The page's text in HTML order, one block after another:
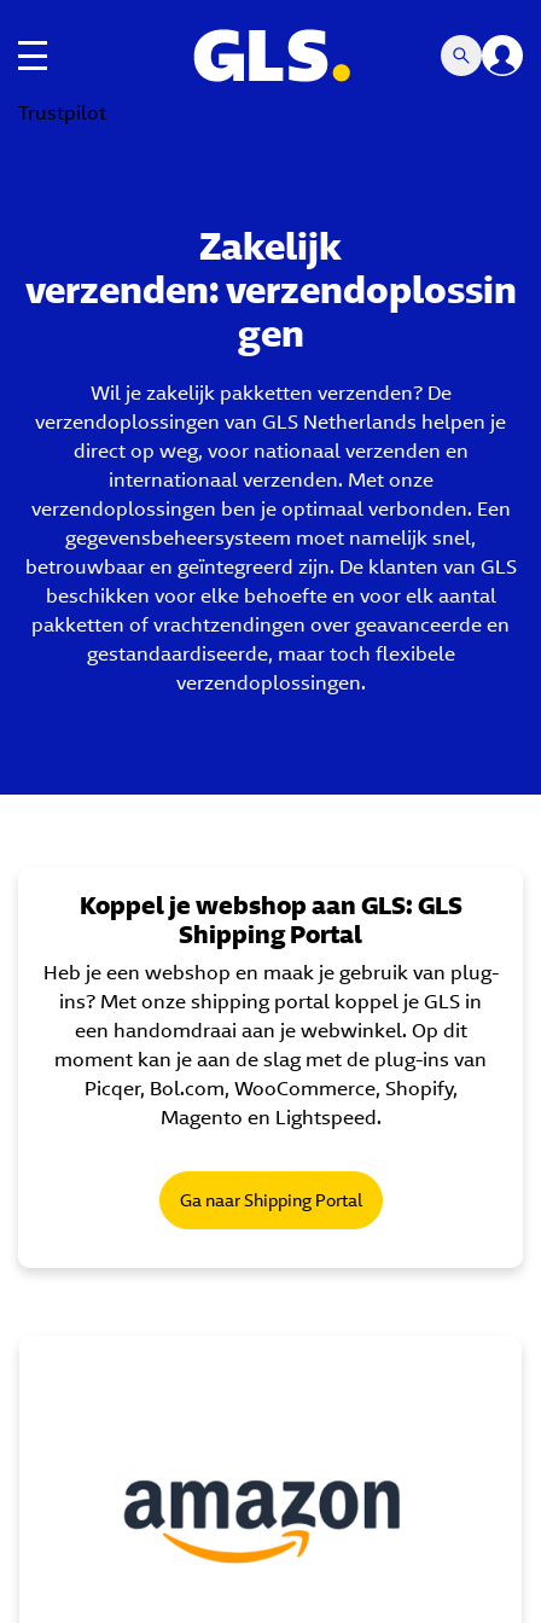
toggle navigatie
Trustpilot
Zakelijk
verzenden: verzendoplossin
gen
Wil je zakelijk pakketten verzenden? De
verzendoplossingen van GLS Netherlands helpen je
direct op weg, voor nationaal verzenden en
internationaal verzenden. Met onze
verzendoplossingen ben je optimaal verbonden. Een
gegevensbeheersysteem moet namelijk snel,
betrouwbaar en geïntegreerd zijn. De klanten van GLS
beschikken voor elke behoefte en voor elk aantal
pakketten of vrachtzendingen over geavanceerde en
gestandaardiseerde, maar toch flexibele
verzendoplossingen.
Koppel je webshop aan GLS: GLS
Shipping Portal
Heb je een webshop en maak je gebruik van plug-
ins? Met onze shipping portal koppel je GLS in
een handomdraai aan je webwinkel. Op dit
moment kan je aan de slag met de plug-ins van
Picqer, Bol.com, WooCommerce, Shopify,
Magento en Lightspeed.
Ga naar Shipping Portal